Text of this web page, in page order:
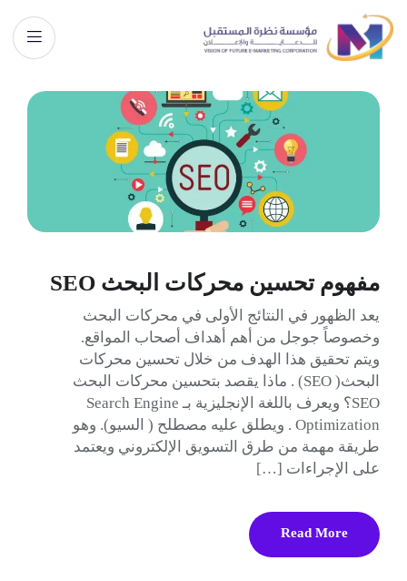
مفهوم تحسين محركات البحث SEO
يعد الظهور في النتائج الأولى في محركات البحث
وخصوصاً جوجل من أهم أهداف أصحاب المواقع.
ويتم تحقيق هذا الهدف من خلال تحسين محركات
البحث( SEO) . ماذا يقصد بتحسين محركات البحث
SEO؟ ويعرف باللغة الإنجليزية بـ Search Engine
Optimization . ويطلق عليه مصطلح ( السيو). وهو
طريقة مهمة من طرق التسويق الإلكتروني ويعتمد
على الإجراءات […]
Read More